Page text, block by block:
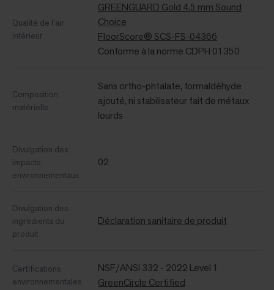
Qualité de l’air
intérieur
GREENGUARD Gold 4.5 mm Sound
Choice
FloorScore® SCS-FS-04366
Conforme à la norme CDPH 01350
Composition
matérielle
Sans ortho-phtalate, formaldéhyde
ajouté, ni stabilisateur fait de métaux
lourds
Divulgation des
impacts
environnementaux
02
Divulgation des
ingrédients du
produit
Déclaration sanitaire de produit
Certifications
environnementales
NSF/ANSI 332 - 2022 Level 1
GreenCircle Certified